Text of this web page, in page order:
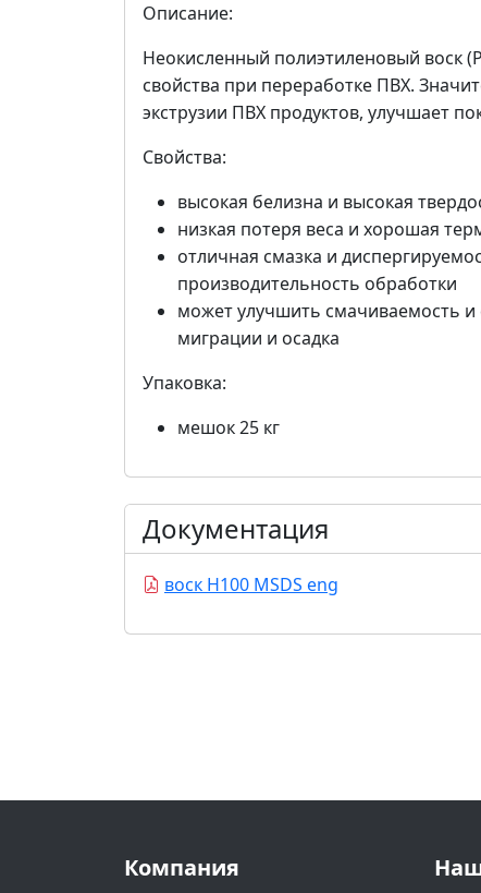
Описание:
Неокисленный полиэтиленовый воск
свойства при переработке ПВХ.
экструзии ПВХ продуктов, улучшает
Свойства:
высокая белизна и высокая
низкая потеря веса и хорошая
отличная смазка и
производительность обработки
может улучшить смачиваемость и
миграции и осадка
Упаковка:
мешок 25 кг
Документация
воск H100 MSDS eng
Компания